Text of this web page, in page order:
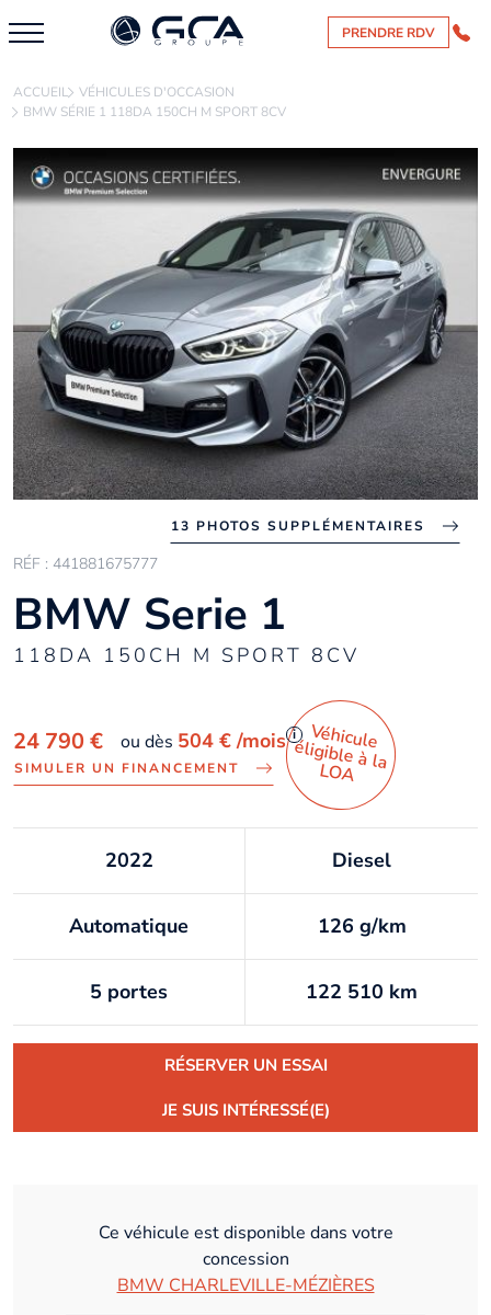
PRENDRE RDV
ACCUEIL VÉHICULES D'OCCASION
BMW SÉRIE 1 118DA 150CH M SPORT 8CV
13 PHOTOS SUPPLÉMENTAIRES
RÉF : 441881675777
BMW Serie 1
118DA 150CH M SPORT 8CV
24 790 € ou dès 504 €/mois i
SIMULER UN FINANCEMENT
Véhicule
éligible à la
LO
A
2022 Diesel
Automatique 126 g/km
5 portes 122 510 km
RÉSERVER UN ESSAI
JE SUIS INTÉRESSÉ(E)
Ce véhicule est disponible dans votre
concession
BMW CHARLEVILLE-MÉZIÈRES